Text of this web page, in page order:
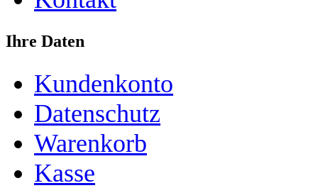
Ihre Daten
Kundenkonto
Datenschutz
Warenkorb
Kasse